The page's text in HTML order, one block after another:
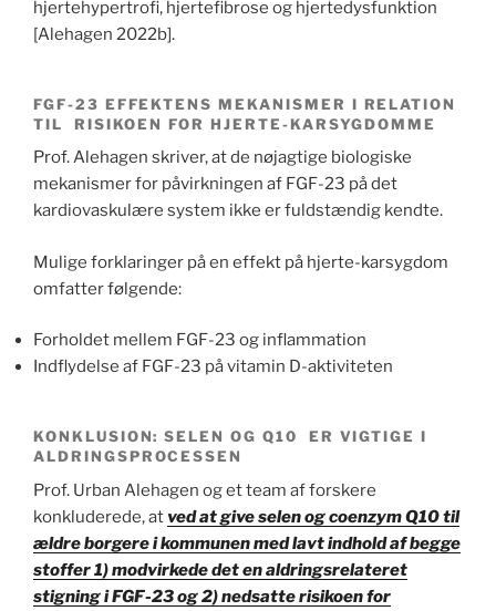
hjertehypertrofi, hjertefibrose og hjertedysfunktion
[Alehagen 2022b].
FGF-23 EFFEKTENS MEKANISMER I RELATION
TIL RISIKOEN FOR HJERTE-KARSYGDOMME
Prof. Alehagen skriver, at de nøjagtige biologiske
mekanismer for påvirkningen af FGF-23 på det
kardiovaskulære system ikke er fuldstændig kendte.
Mulige forklaringer på en effekt på hjerte-karsygdom
omfatter følgende:
Forholdet mellem FGF-23 og inflammation
Indflydelse af FGF-23 på vitamin D-aktiviteten
KONKLUSION: SELEN OG Q10 ER VIGTIGE I
ALDRINGSPROCESSEN
Prof. Urban Alehagen og et team af forskere
konkluderede, atved at give selen og coenzym Q10 til
ældre borgere i kommunen med lavt indhold af begge
stoffer 1) modvirkede det en aldringsrelateret
stigning i FGF-23 og 2) nedsatte risikoen for